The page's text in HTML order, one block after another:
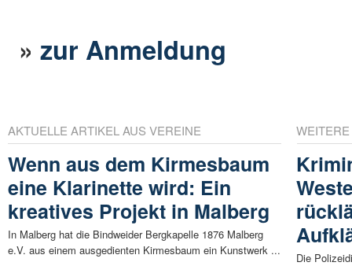
»zur Anmeldung
AKTUELLE ARTIKEL AUS VEREINE
Wenn aus dem Kirmesbaum
eine Klarinette wird: Ein
kreatives Projekt in Malberg
In Malberg hat die Bindweider Bergkapelle 1876 Malberg
e.V. aus einem ausgedienten Kirmesbaum ein Kunstwerk ...
Die